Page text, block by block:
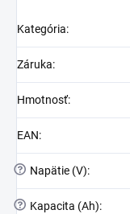
Kategória:
Záruka:
Hmotnosť:
EAN:
? Napätie (V):
? Kapacita (Ah):